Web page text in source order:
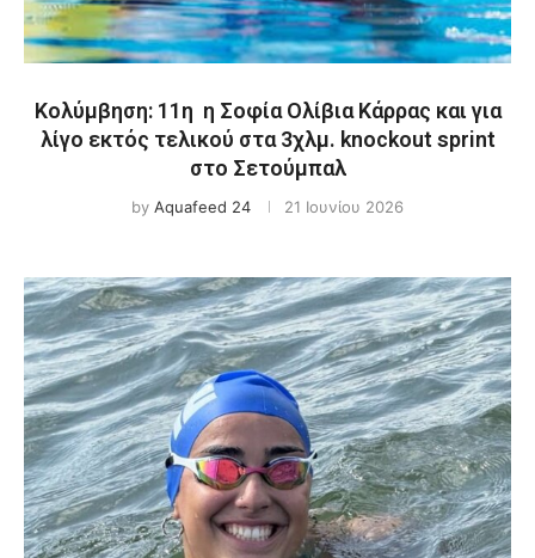
Κολύμβηση: 11η η Σοφία Ολίβια Κάρρας και για
λίγο εκτός τελικού στα 3χλμ. knockout sprint
στο Σετούμπαλ
by Aquafeed 24 21 Ιουνίου 2026